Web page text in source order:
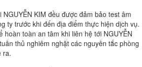
KIM đều được đảm bảo test âm
ty trước khi đến địa điểm thực hiện dịch vụ.
hoàn toàn an tâm khi liên hệ tới NGUYỄN
thủ nghiêm nghặt các nguyên tắc phòng
ra.